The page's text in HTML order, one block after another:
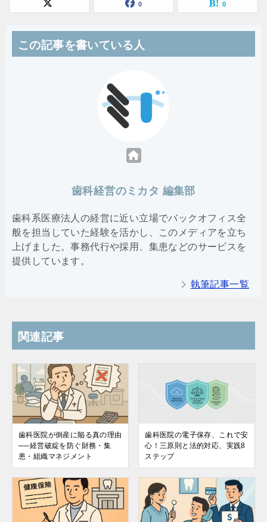
0 0
この記事を書いている人
歯科経営のミカタ 編集部
歯科系医療法人の経営に近い立場でバックオフィス全
般を担当していた経験を活かし、このメディアを立ち
上げました。事務代行や採用、集患などのサービスを
提供しています。
執筆記事一覧
関連記事
歯科医院が倒産に陥る真の理由
──経営破綻を防ぐ財務・集
患・組織マネジメント
歯科医院の電子保存、これで安
心！三原則と法的対応、実践8
ステップ